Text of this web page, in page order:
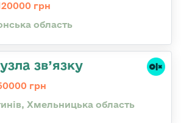
грн
область
зв’язку
грн
Хмельницька область